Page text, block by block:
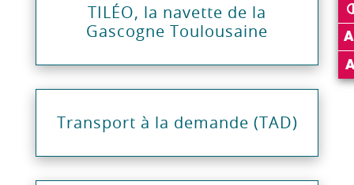
TILÉO, la navette de la
Gascogne Toulousaine
Transport à la demande (TAD)
A